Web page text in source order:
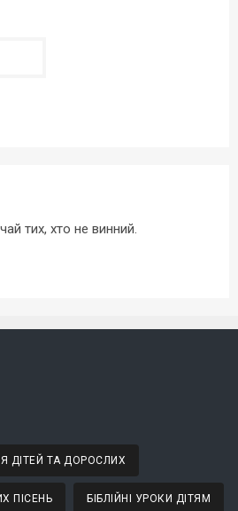
тих, хто не винний.
ДІТЕЙ ТА ДОРОСЛИХ
ПІСЕНЬ БІБЛІЙНІ УРОКИ ДІТЯМ